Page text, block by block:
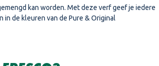
kan worden. Met deze verf geef je iedere
in de kleuren van de Pure & Original